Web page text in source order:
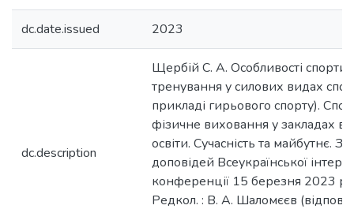
dc.date.issued 2023
dc.description
Щербій С. А. Особливості
тренування у силових видах
прикладі гирьового спорту).
фізичне виховання у закладах
освіти. Сучасність та майбутнє.
доповідей Всеукраїнської
конференції 15 березня 2023
Редкол. : В. А. Шаломєєв (відпов.